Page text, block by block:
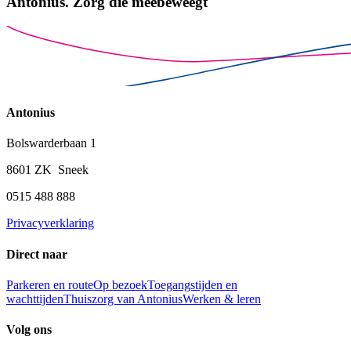
Antonius
Bolswarderbaan 1
8601 ZK Sneek
0515 488 888
Privacyverklaring
Direct naar
Parkeren en routeOp bezoekToegangstijden en
wachttijdenThuiszorg van AntoniusWerken & leren
Volg ons